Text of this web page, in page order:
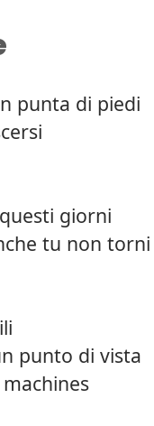
punta di piedi
giorni
tu non torni
punto di vista